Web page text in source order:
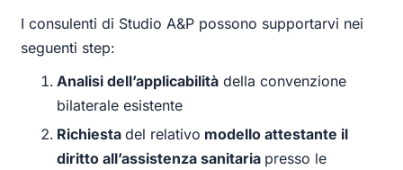
I consulenti di Studio A&P possono supportarvi nei
seguenti step:
Analisi dell’applicabilità della convenzione
bilaterale esistente
Richiestadel relativo modello attestante il
diritto all’assistenza sanitaria presso le